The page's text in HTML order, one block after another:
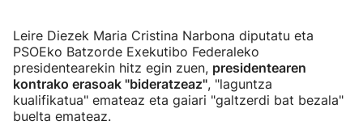
Leire Diezek Maria Cristina Narbona diputatu eta
PSOEko Batzorde Exekutibo Federaleko
presidentearekin hitz egin zuen, presidentearen
kontrako erasoak "bideratzeaz", "laguntza
kualifikatua" emateaz eta gaiari "galtzerdi bat bezala"
buelta emateaz.